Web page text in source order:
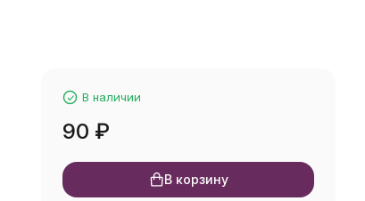
В наличии
90 ₽
В корзину